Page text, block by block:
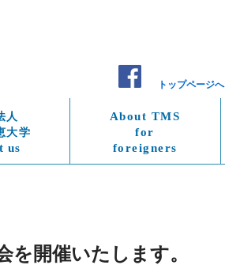
トップページへ
人
大学
us
About TMS
for
foreigners
を開催いたします。